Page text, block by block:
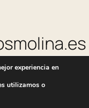
|Aviso legal
experiencia en
utilizamos o